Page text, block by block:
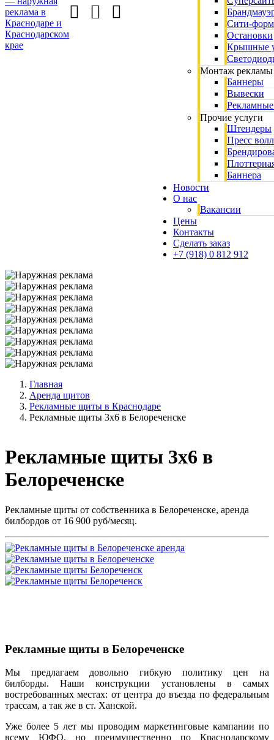
Сити-
Остановки
Крышные
Монтаж рекламы
Баннеры
Вывески
Прочие услуги
Штендеры
Пресс
Баннера
Новости
О нас
Вакансии
Цены
Контакты
Сделать заказ
+7 (918) 0 812 912
Главная
Аренда щитов
Рекламные щиты в Краснодаре
Рекламные щиты 3х6 в Белореченске
Рекламные щиты 3х6 в
Белореченске
Рекламные щиты от собственника в Белореченске, аренда
билбордов от 16 900 руб/месяц.
Рекламные щиты в Белореченске
Мы предлагаем довольно гибкую политику цен на
билборды. Наши конструкции установлены в самых
востребованных местах: от центра до въезда по федеральным
трассам, а так же в ст. Ханской.
Уже более 5 лет мы проводим маркетинговые кампании по
всему ЮФО, но преимущественно по Краснодарскому